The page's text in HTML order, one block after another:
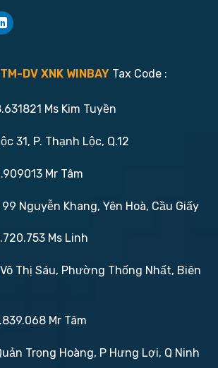
DV XNK WINBAY Tax Code :
Ms Kim Tuyền
31, P. Thạnh Lộc, Q.12
Mr Tâm
99 Nguyễn Khang, Yên Hoà, Cầu Giấy
Ms Linh
Thị Sáu, Phường Thống Nhất, Biên
Mr Tâm
Trọng Hoàng, P Hưng Lợi, Q Ninh